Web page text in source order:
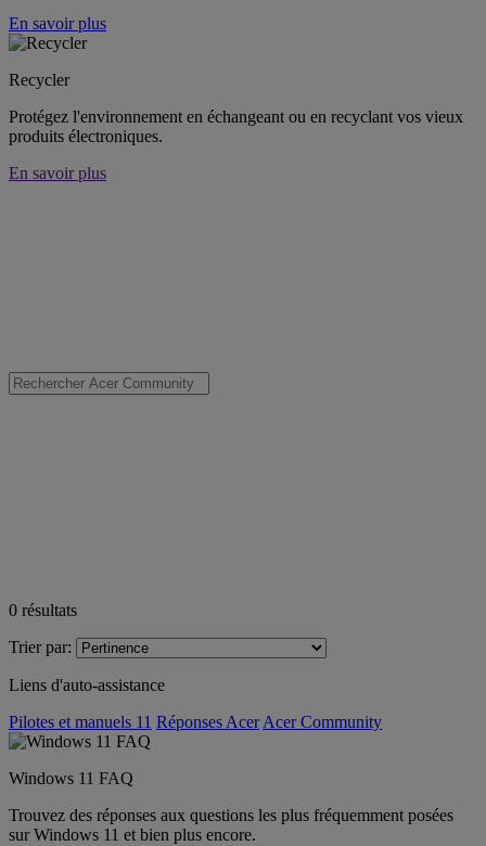
En savoir plus
Recycler
Protégez l'environnement en échangeant ou en recyclant vos vieux
produits électroniques.
En savoir plus
0 résultats
Trier par:
Liens d'auto-assistance
Pilotes et manuels 11 Réponses Acer Acer Community
Windows 11 FAQ
Trouvez des réponses aux questions les plus fréquemment posées
sur Windows 11 et bien plus encore.